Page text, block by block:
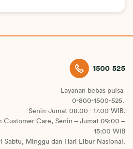
1500 525
Layanan bebas pulsa
0-800-1500-525.
Senin-Jumat 08.00 - 17.00 WIB.
Customer Care, Senin – Jumat 09:00 –
15:00 WIB
Sabtu, Minggu dan Hari Libur Nasional.